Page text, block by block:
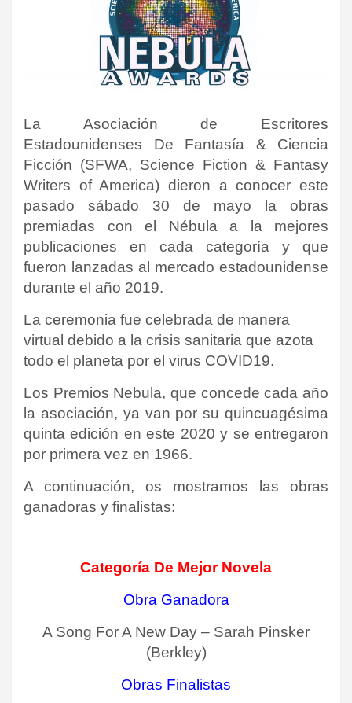
La Asociación de Escritores
Estadounidenses De Fantasía & Ciencia
Ficción (SFWA, Science Fiction & Fantasy
Writers of America) dieron a conocer este
pasado sábado 30 de mayo la obras
premiadas con el Nébula a la mejores
publicaciones en cada categoría y que
fueron lanzadas al mercado estadounidense
durante el año 2019.
La ceremonia fue celebrada de manera
virtual debido a la crisis sanitaria que azota
todo el planeta por el virus COVID19.
Los Premios Nebula, que concede cada año
la asociación, ya van por su quincuagésima
quinta edición en este 2020 y se entregaron
por primera vez en 1966.
A continuación, os mostramos las obras
ganadoras y finalistas:
Categoría De Mejor Novela
Obra Ganadora
A Song For A New Day – Sarah Pinsker
(Berkley)
Obras Finalistas